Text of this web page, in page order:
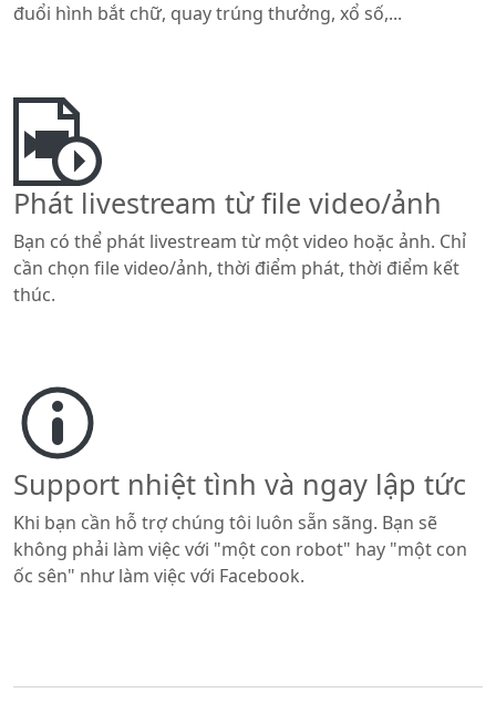
đuổi hình bắt chữ, quay trúng thưởng, xổ số,...
Phát livestream từ file video/ảnh
Bạn có thể phát livestream từ một video hoặc ảnh. Chỉ
cần chọn file video/ảnh, thời điểm phát, thời điểm kết
thúc.
Support nhiệt tình và ngay lập tức
Khi bạn cần hỗ trợ chúng tôi luôn sẵn sãng. Bạn sẽ
không phải làm việc với "một con robot" hay "một con
ốc sên" như làm việc với Facebook.